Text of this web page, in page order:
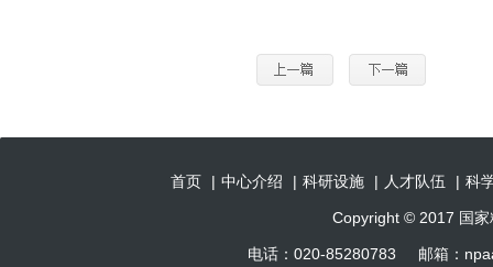
首页 | 中心介绍 | 科研设施 | 人才队伍 | 科
Copyright © 2017 国
电话：020-85280783 邮箱：